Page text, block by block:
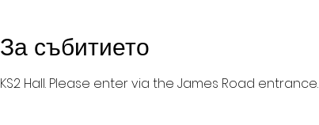
За събитието
KS2 Hall. Please enter via the James Road entrance.